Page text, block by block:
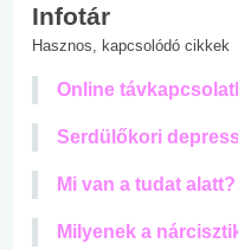
Infotár
Hasznos, kapcsolódó cikkek
Online
Serdülőkori
Mi van a tudat alatt?
Milyenek a